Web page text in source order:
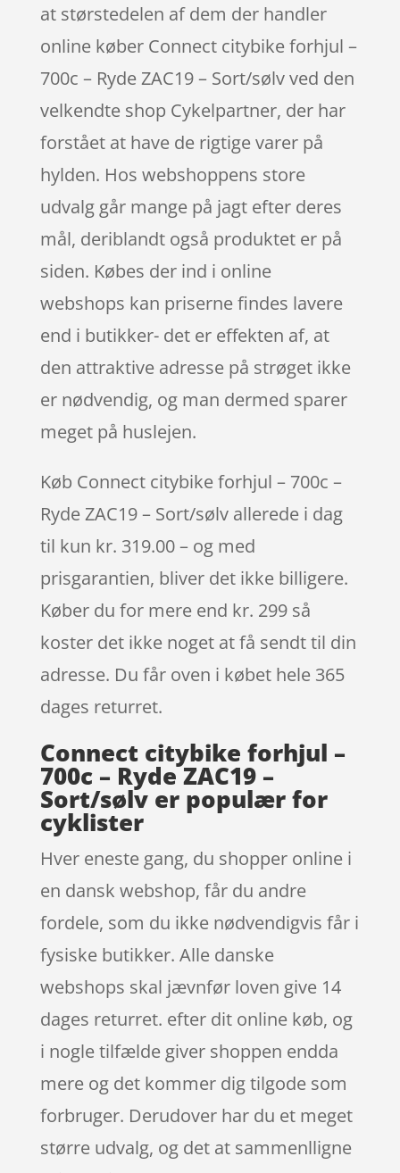
at størstedelen af dem der handler
online køber Connect citybike forhjul –
700c – Ryde ZAC19 – Sort/sølv ved den
velkendte shop Cykelpartner, der har
forstået at have de rigtige varer på
hylden. Hos webshoppens store
udvalg går mange på jagt efter deres
mål, deriblandt også produktet er på
siden. Købes der ind i online
webshops kan priserne findes lavere
end i butikker- det er effekten af, at
den attraktive adresse på strøget ikke
er nødvendig, og man dermed sparer
meget på huslejen.
Køb Connect citybike forhjul – 700c –
Ryde ZAC19 – Sort/sølv allerede i dag
til kun kr. 319.00 – og med
prisgarantien, bliver det ikke billigere.
Køber du for mere end kr. 299 så
koster det ikke noget at få sendt til din
adresse. Du får oven i købet hele 365
dages returret.
Connect citybike forhjul –
700c – Ryde ZAC19 –
Sort/sølv er populær for
cyklister
Hver eneste gang, du shopper online i
en dansk webshop, får du andre
fordele, som du ikke nødvendigvis får i
fysiske butikker. Alle danske
webshops skal jævnfør loven give 14
dages returret. efter dit online køb, og
i nogle tilfælde giver shoppen endda
mere og det kommer dig tilgode som
forbruger. Derudover har du et meget
større udvalg, og det at sammenlligne